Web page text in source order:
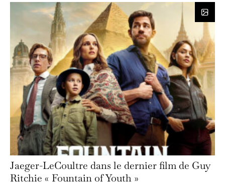
Jaeger-LeCoultre dans le dernier film de Guy
Ritchie « Fountain of Youth »